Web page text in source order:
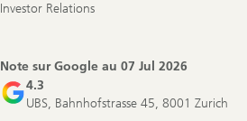
Investor Relations
Note sur Google au 07 Jul 2026
4.3
UBS, Bahnhofstrasse 45, 8001 Zurich